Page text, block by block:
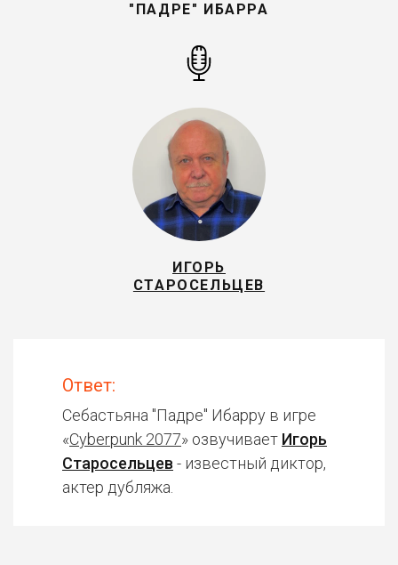
"ПАДРЕ" ИБАРРА
ИГОРЬ
СТАРОСЕЛЬЦЕВ
Ответ:
Себастьяна "Падре" Ибарру в игре
«Cyberpunk 2077» озвучивает Игорь
Старосельцев - известный диктор,
актер дубляжа.